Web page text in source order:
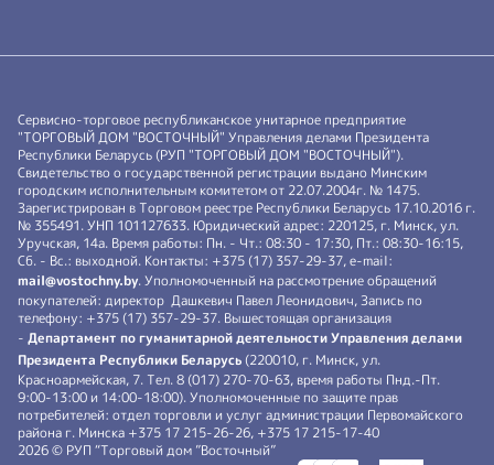
Сервисно-торговое республиканское унитарное предприятие
"ТОРГОВЫЙ ДОМ "ВОСТОЧНЫЙ" Управления делами Президента
Республики Беларусь (РУП "ТОРГОВЫЙ ДОМ "ВОСТОЧНЫЙ").
Свидетельство о государственной регистрации выдано Минским
городским исполнительным комитетом от 22.07.2004г. № 1475.
Зарегистрирован в Торговом реестре Республики Беларусь 17.10.2016 г.
№ 355491. УНП 101127633. Юридический адрес: 220125, г. Минск, ул.
Уручская, 14а. Время работы: Пн. - Чт.: 08:30 - 17:30, Пт.: 08:30-16:15,
Сб. - Вс.: выходной. Контакты: +375 (17) 357-29-37, e-mail:
mail@vostochny.by. Уполномоченный на рассмотрение обращений
покупателей: директор Дашкевич Павел Леонидович, Запись по
телефону: +375 (17) 357-29-37. Вышестоящая организация
- Департамент по гуманитарной деятельности Управления делами
Президента Республики Беларусь (220010, г. Минск, ул.
Красноармейская, 7. Тел. 8 (017) 270-70-63, время работы Пнд.-Пт.
9:00-13:00 и 14:00-18:00). Уполномоченные по защите прав
потребителей: отдел торговли и услуг администрации Первомайского
района г. Минска +375 17 215-26-26, +375 17 215-17-40
2026 © РУП “Торговый дом ”Восточный”